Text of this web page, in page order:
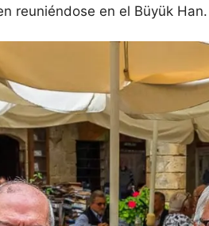
reuniéndose en el Büyük Han.